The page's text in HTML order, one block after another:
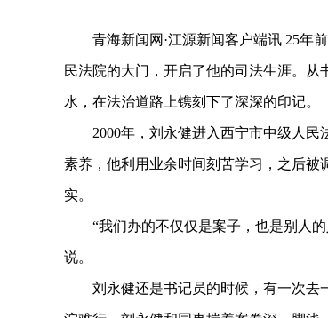
青海新闻网·江源新闻客户端讯 25年前
民法院的大门，开启了他的司法生涯。
水，在法治道路上镌刻下了深深的印记。
2000年，刘永健进入西宁市中级人民
素养，他利用业余时间刻苦学习，之后
实。
“我们办的不仅仅是案子，也是别人的
说。
刘永健还是书记员的时候，有一次去